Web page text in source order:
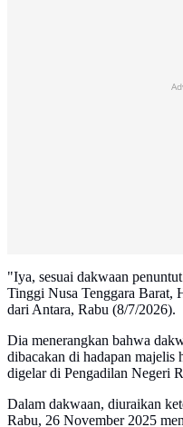
"Iya, sesuai dakwaan
Tinggi Nusa Tenggara
dari Antara, Rabu (8/7/2026).
Dia menerangkan bahwa
dibacakan di hadapan majelis
digelar di Pengadilan Negeri
Dalam dakwaan, diuraikan
Rabu, 26 November 2025